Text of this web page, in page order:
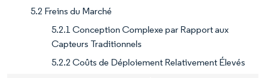
5.2 Freins du Marché
5.2.1 Conception Complexe par Rapport aux
Capteurs Traditionnels
5.2.2 Coûts de Déploiement Relativement Élevés